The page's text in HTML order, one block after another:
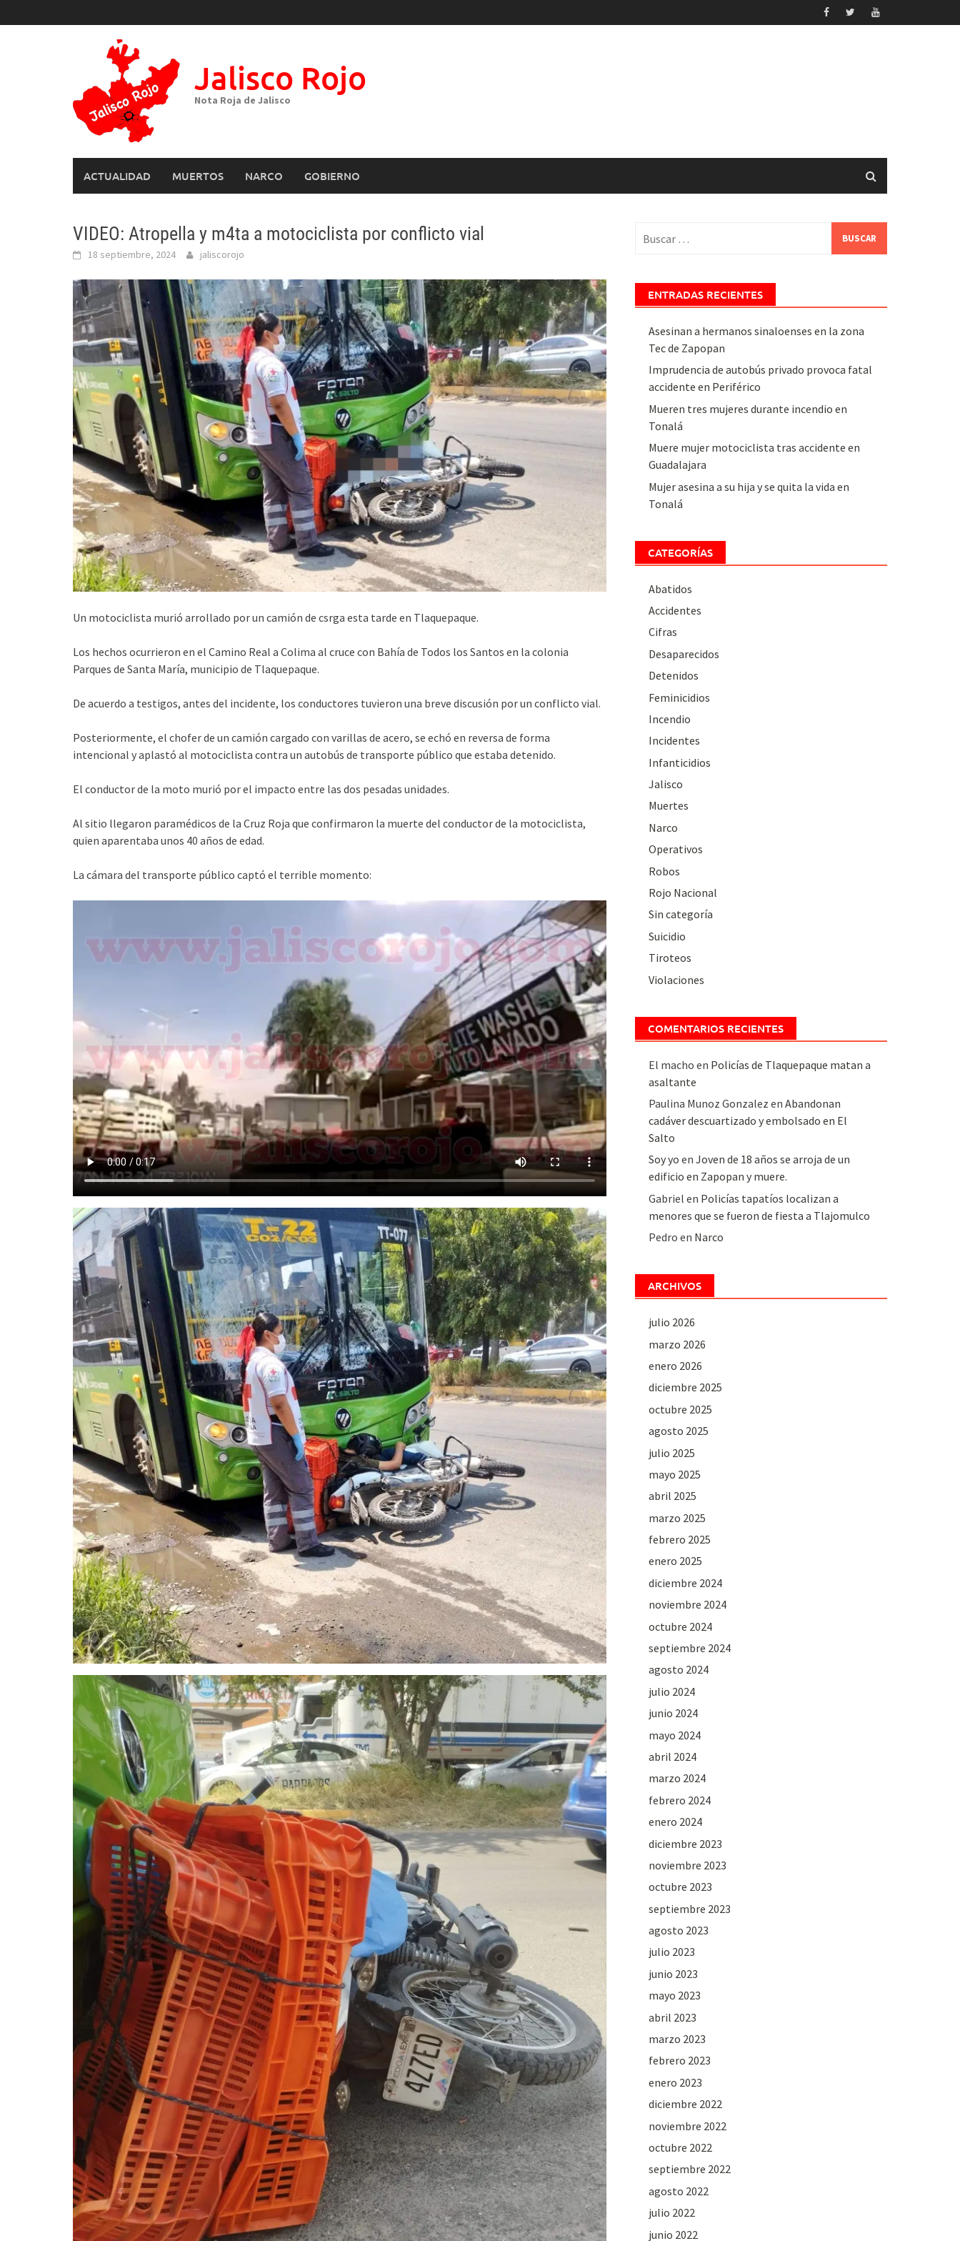
to
Jalisco Rojo
Nota Roja de Jalisco
ACTUALIDAD MUERTOS NARCO GOBIERNO
VIDEO: Atropella y m4ta a motociclista por conflicto vial
18 septiembre, 2024 jaliscorojo
Un motociclista murió arrollado por un camión de csrga esta tarde en Tlaquepaque.
Los hechos ocurrieron en el Camino Real a Colima al cruce con Bahía de Todos los Santos en la colonia
Parques de Santa María, municipio de Tlaquepaque.
De acuerdo a testigos, antes del incidente, los conductores tuvieron una breve discusión por un conflicto vial.
Posteriormente, el chofer de un camión cargado con varillas de acero, se echó en reversa de forma
intencional y aplastó al motociclista contra un autobús de transporte público que estaba detenido.
El conductor de la moto murió por el impacto entre las dos pesadas unidades.
Al sitio llegaron paramédicos de la Cruz Roja que confirmaron la muerte del conductor de la motociclista,
quien aparentaba unos 40 años de edad.
La cámara del transporte público captó el terrible momento:
ENTRADAS RECIENTES
Asesinan a hermanos sinaloenses en la zona
Tec de Zapopan
Imprudencia de autobús privado provoca fatal
accidente en Periférico
Mueren tres mujeres durante incendio en
Tonalá
Muere mujer motociclista tras accidente en
Guadalajara
Mujer asesina a su hija y se quita la vida en
Tonalá
CATEGORÍAS
Abatidos
Accidentes
Cifras
Desaparecidos
Detenidos
Feminicidios
Incendio
Incidentes
Infanticidios
Jalisco
Muertes
Narco
Operativos
Robos
Rojo Nacional
Sin categoría
Suicidio
Tiroteos
Violaciones
COMENTARIOS RECIENTES
El macho en Policías de Tlaquepaque matan a
asaltante
Paulina Munoz Gonzalez en Abandonan
cadáver descuartizado y embolsado en El
Salto
Soy yo en Joven de 18 años se arroja de un
edificio en Zapopan y muere.
Gabriel en Policías tapatíos localizan a
menores que se fueron de fiesta a Tlajomulco
Pedro en Narco
ARCHIVOS
julio 2026
marzo 2026
enero 2026
diciembre 2025
octubre 2025
agosto 2025
julio 2025
mayo 2025
abril 2025
marzo 2025
febrero 2025
enero 2025
diciembre 2024
noviembre 2024
octubre 2024
septiembre 2024
agosto 2024
julio 2024
junio 2024
mayo 2024
abril 2024
marzo 2024
febrero 2024
enero 2024
diciembre 2023
noviembre 2023
octubre 2023
septiembre 2023
agosto 2023
julio 2023
junio 2023
mayo 2023
abril 2023
marzo 2023
febrero 2023
enero 2023
diciembre 2022
noviembre 2022
octubre 2022
septiembre 2022
agosto 2022
julio 2022
junio 2022